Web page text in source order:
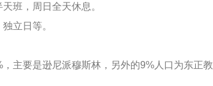
班，周日全天休息。
立日等。
主要是逊尼派穆斯林，另外的9%人口为东正教